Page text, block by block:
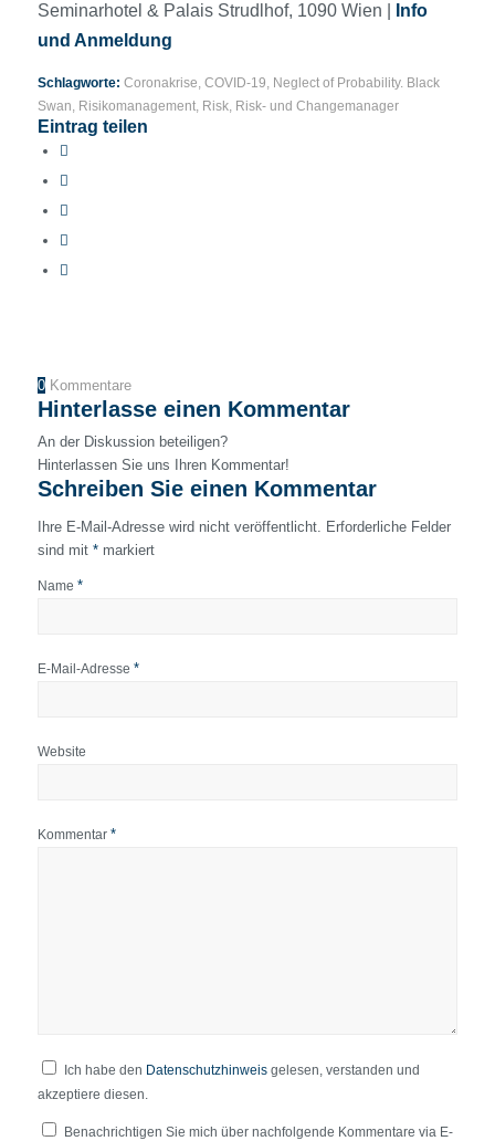
Seminarhotel & Palais Strudlhof, 1090 Wien |
Info
und Anmeldung
Schlagworte: Coronakrise COVID-19
Neglect of Probability. Black
Swan
Risikomanagement, Risk, Risk- und Changemanager
Eintrag teilen
0 Kommentare
Hinterlasse einen Kommentar
An der Diskussion beteiligen?
Hinterlassen Sie uns Ihren Kommentar!
Schreiben Sie einen Kommentar
Ihre E-Mail-Adresse wird nicht veröffentlicht.
Erforderliche Felder
sind mit *markiert
Name *
E-Mail-Adresse *
Website
Kommentar *
Ich habe den Datenschutzhinweisgelesen, verstanden und
akzeptiere diesen.
Benachrichtigen Sie mich über nachfolgende Kommentare via E-